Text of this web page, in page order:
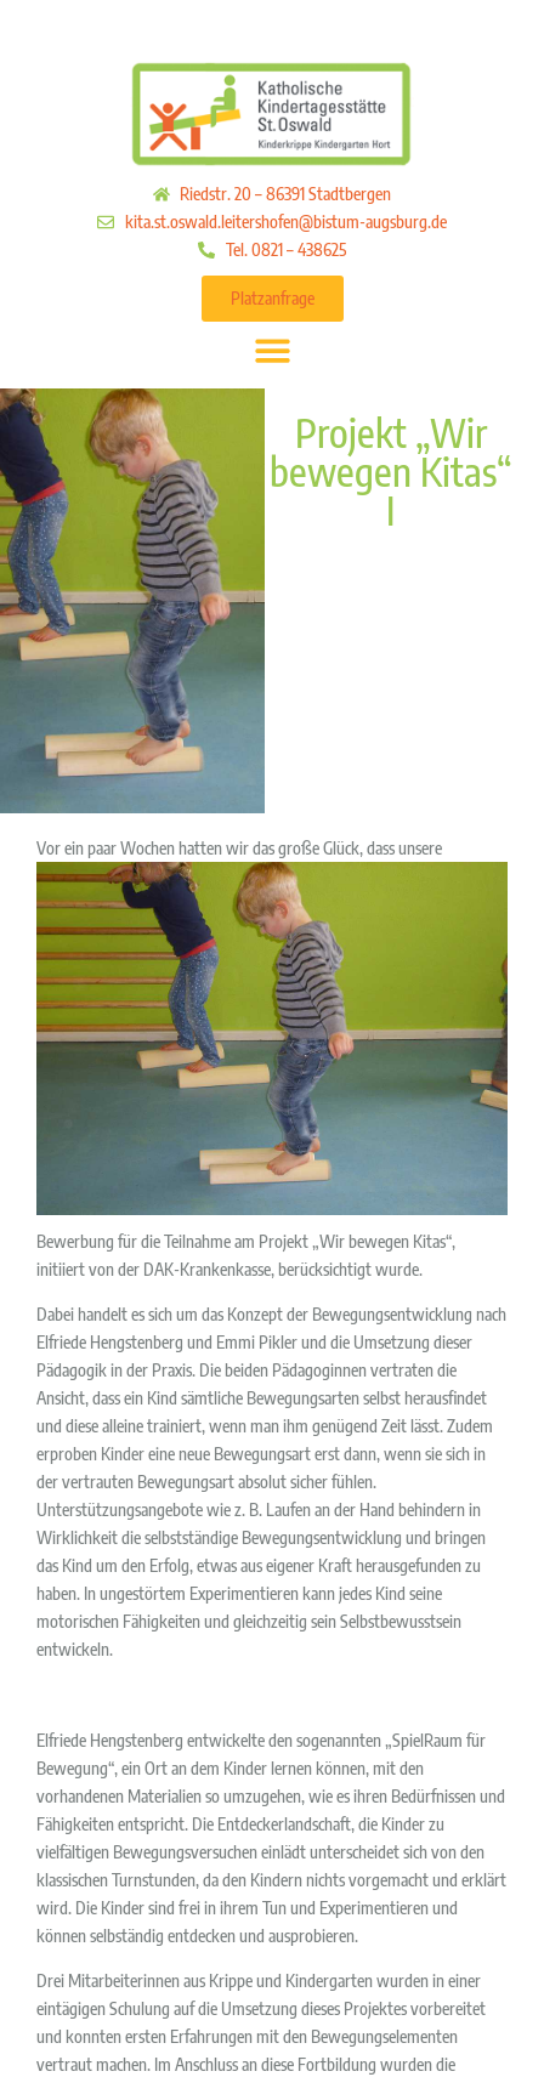
Riedstr. 20 – 86391 Stadtbergen
kita.st.oswald.leitershofen@bistum-augsburg.de
Tel. 0821 – 438625
Platzanfrage
Projekt „Wir
bewegen Kitas“
I
Vor ein paar Wochen hatten wir das große Glück, dass unsere
Bewerbung für die Teilnahme am Projekt „Wir bewegen Kitas“,
initiiert von der DAK-Krankenkasse, berücksichtigt wurde.
Dabei handelt es sich um das Konzept der Bewegungsentwicklung nach
Elfriede Hengstenberg und Emmi Pikler und die Umsetzung dieser
Pädagogik in der Praxis. Die beiden Pädagoginnen vertraten die
Ansicht, dass ein Kind sämtliche Bewegungsarten selbst herausfindet
und diese alleine trainiert, wenn man ihm genügend Zeit lässt. Zudem
erproben Kinder eine neue Bewegungsart erst dann, wenn sie sich in
der vertrauten Bewegungsart absolut sicher fühlen.
Unterstützungsangebote wie z. B. Laufen an der Hand behindern in
Wirklichkeit die selbstständige Bewegungsentwicklung und bringen
das Kind um den Erfolg, etwas aus eigener Kraft herausgefunden zu
haben. In ungestörtem Experimentieren kann jedes Kind seine
motorischen Fähigkeiten und gleichzeitig sein Selbstbewusstsein
entwickeln.
Elfriede Hengstenberg entwickelte den sogenannten „SpielRaum für
Bewegung“, ein Ort an dem Kinder lernen können, mit den
vorhandenen Materialien so umzugehen, wie es ihren Bedürfnissen und
Fähigkeiten entspricht. Die Entdeckerlandschaft, die Kinder zu
vielfältigen Bewegungsversuchen einlädt unterscheidet sich von den
klassischen Turnstunden, da den Kindern nichts vorgemacht und erklärt
wird. Die Kinder sind frei in ihrem Tun und Experimentieren und
können selbständig entdecken und ausprobieren.
Drei Mitarbeiterinnen aus Krippe und Kindergarten wurden in einer
eintägigen Schulung auf die Umsetzung dieses Projektes vorbereitet
und konnten ersten Erfahrungen mit den Bewegungselementen
vertraut machen. Im Anschluss an diese Fortbildung wurden die